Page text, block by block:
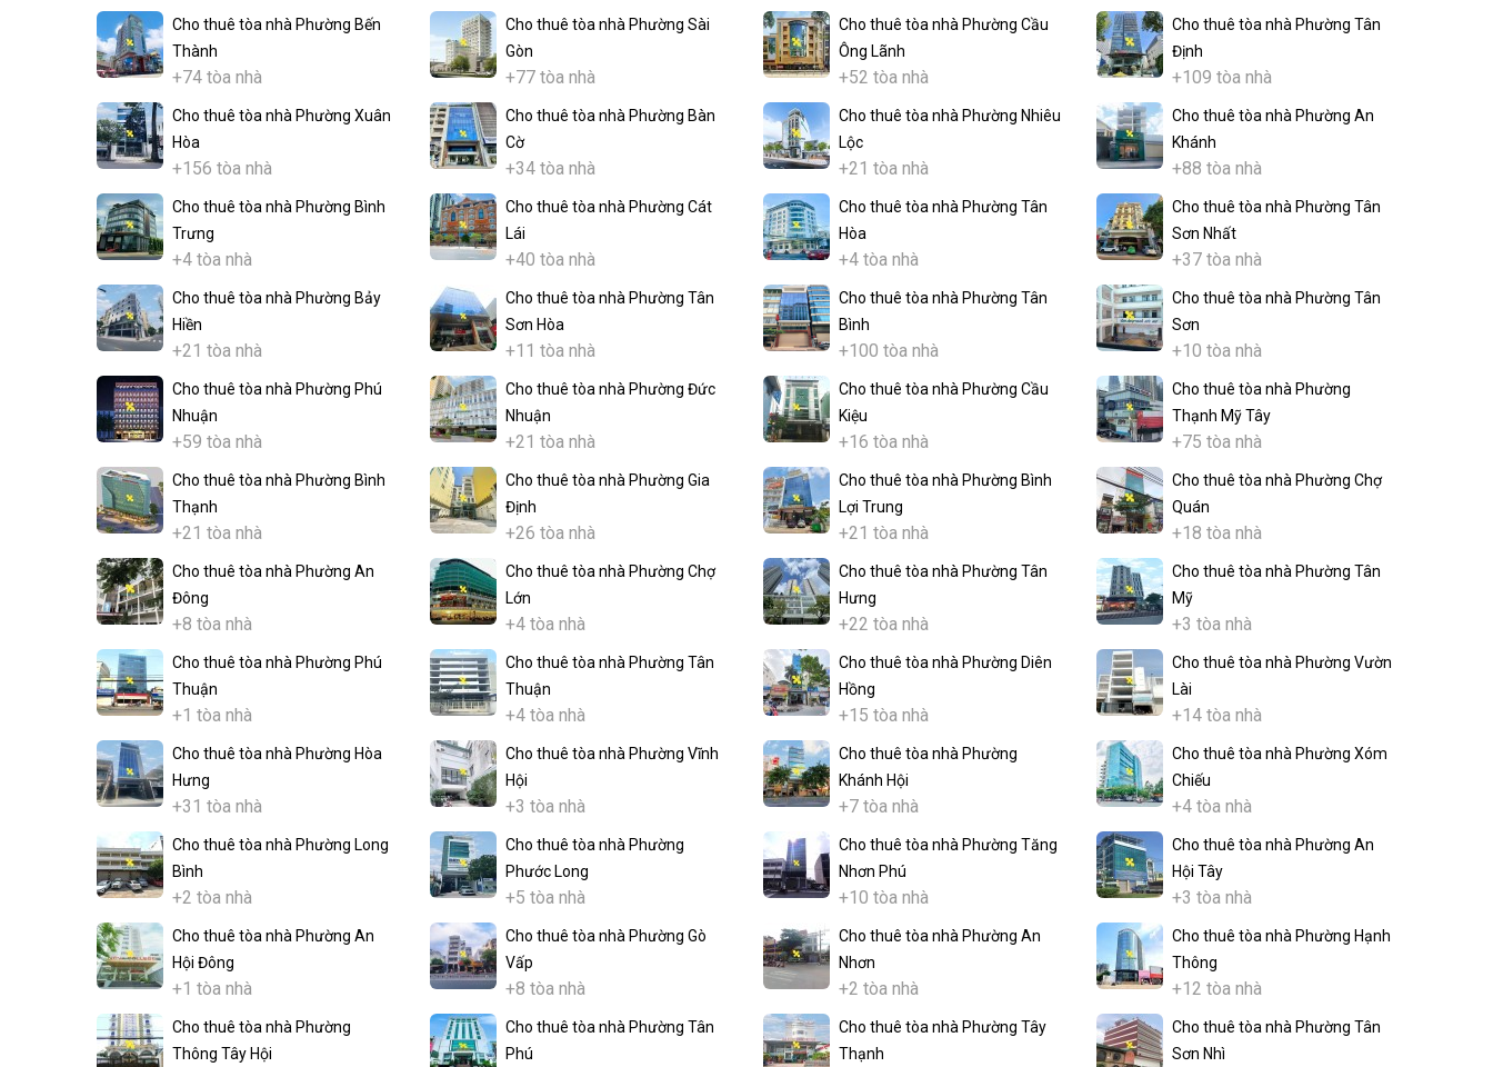
Cho thuê tòa nhà Phường Bến
Thành
+74 tòa nhà
Cho thuê tòa nhà Phường Sài
Gòn
+77 tòa nhà
Cho thuê tòa nhà Phường Cầu
Ông Lãnh
+52 tòa nhà
Cho thuê tòa nhà Phường Tân
Định
+109 tòa nhà
Cho thuê tòa nhà Phường Xuân
Hòa
+156 tòa nhà
Cho thuê tòa nhà Phường Bàn
Cờ
+34 tòa nhà
Cho thuê tòa nhà Phường Nhiêu
Lộc
+21 tòa nhà
Cho thuê tòa nhà Phường An
Khánh
+88 tòa nhà
Cho thuê tòa nhà Phường Bình
Trưng
+4 tòa nhà
Cho thuê tòa nhà Phường Cát
Lái
+40 tòa nhà
Cho thuê tòa nhà Phường Tân
Hòa
+4 tòa nhà
Cho thuê tòa nhà Phường Tân
Sơn Nhất
+37 tòa nhà
Cho thuê tòa nhà Phường Bảy
Hiền
+21 tòa nhà
Cho thuê tòa nhà Phường Tân
Sơn Hòa
+11 tòa nhà
Cho thuê tòa nhà Phường Tân
Bình
+100 tòa nhà
Cho thuê tòa nhà Phường Tân
Sơn
+10 tòa nhà
Cho thuê tòa nhà Phường Phú
Nhuận
+59 tòa nhà
Cho thuê tòa nhà Phường Đức
Nhuận
+21 tòa nhà
Cho thuê tòa nhà Phường Cầu
Kiệu
+16 tòa nhà
Cho thuê tòa nhà Phường
Thạnh Mỹ Tây
+75 tòa nhà
Cho thuê tòa nhà Phường Bình
Thạnh
+21 tòa nhà
Cho thuê tòa nhà Phường Gia
Định
+26 tòa nhà
Cho thuê tòa nhà Phường Bình
Lợi Trung
+21 tòa nhà
Cho thuê tòa nhà Phường Chợ
Quán
+18 tòa nhà
Cho thuê tòa nhà Phường An
Đông
+8 tòa nhà
Cho thuê tòa nhà Phường Chợ
Lớn
+4 tòa nhà
Cho thuê tòa nhà Phường Tân
Hưng
+22 tòa nhà
Cho thuê tòa nhà Phường Tân
Mỹ
+3 tòa nhà
Cho thuê tòa nhà Phường Phú
Thuận
+1 tòa nhà
Cho thuê tòa nhà Phường Tân
Thuận
+4 tòa nhà
Cho thuê tòa nhà Phường Diên
Hồng
+15 tòa nhà
Cho thuê tòa nhà Phường Vườn
Lài
+14 tòa nhà
Cho thuê tòa nhà Phường Hòa
Hưng
+31 tòa nhà
Cho thuê tòa nhà Phường Vĩnh
Hội
+3 tòa nhà
Cho thuê tòa nhà Phường
Khánh Hội
+7 tòa nhà
Cho thuê tòa nhà Phường Xóm
Chiếu
+4 tòa nhà
Cho thuê tòa nhà Phường Long
Bình
+2 tòa nhà
Cho thuê tòa nhà Phường
Phước Long
+5 tòa nhà
Cho thuê tòa nhà Phường Tăng
Nhơn Phú
+10 tòa nhà
Cho thuê tòa nhà Phường An
Hội Tây
+3 tòa nhà
Cho thuê tòa nhà Phường An
Hội Đông
+1 tòa nhà
Cho thuê tòa nhà Phường Gò
Vấp
+8 tòa nhà
Cho thuê tòa nhà Phường An
Nhơn
+2 tòa nhà
Cho thuê tòa nhà Phường Hạnh
Thông
+12 tòa nhà
Cho thuê tòa nhà Phường
Thông Tây Hội
Cho thuê tòa nhà Phường Tân
Phú
Cho thuê tòa nhà Phường Tây
Thạnh
Cho thuê tòa nhà Phường Tân
Sơn Nhì